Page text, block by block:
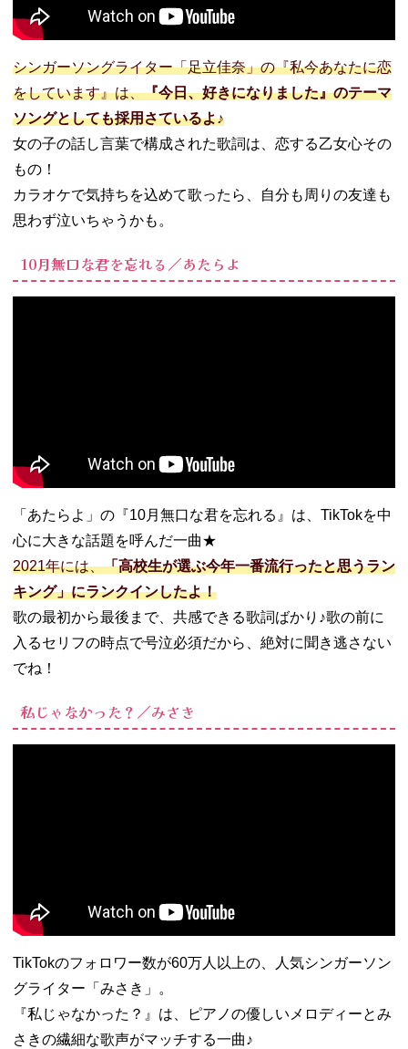
シンガーソングライター「足立佳奈」の『私今あなたに恋
をしています』は、『今日、好きになりました』のテーマ
ソングとしても採用さているよ♪
女の子の話し言葉で構成された歌詞は、恋する乙女心その
もの！
カラオケで気持ちを込めて歌ったら、自分も周りの友達も
思わず泣いちゃうかも。
10月無口な君を忘れる／あたらよ
「あたらよ」の『10月無口な君を忘れる』は、TikTokを中
心に大きな話題を呼んだ一曲★
2021年には、「高校生が選ぶ今年一番流行ったと思うラン
キング」にランクインしたよ！
歌の最初から最後まで、共感できる歌詞ばかり♪歌の前に
入るセリフの時点で号泣必須だから、絶対に聞き逃さない
でね！
私じゃなかった？／みさき
TikTokのフォロワー数が60万人以上の、人気シンガーソン
グライター「みさき」。
『私じゃなかった？』は、ピアノの優しいメロディーとみ
さきの繊細な歌声がマッチする一曲♪